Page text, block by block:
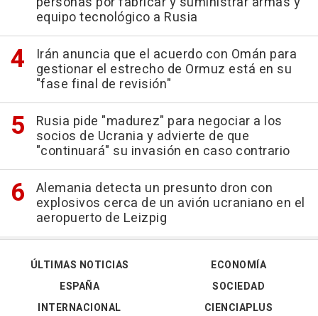
equipo tecnológico a Rusia
Irán anuncia que el acuerdo con Omán para
gestionar el estrecho de Ormuz está en su
"fase final de revisión"
Rusia pide "madurez" para negociar a los
socios de Ucrania y advierte de que
"continuará" su invasión en caso contrario
Alemania detecta un presunto dron con
explosivos cerca de un avión ucraniano en el
aeropuerto de Leizpig
ÚLTIMAS NOTICIAS
ESPAÑA
INTERNACIONAL
ECONOMÍA
SOCIEDAD
CIENCIAPLUS